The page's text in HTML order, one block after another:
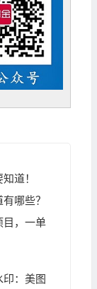
道！
哪些？
目，一单
：美图